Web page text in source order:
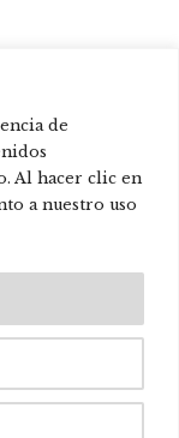
de
Al hacer clic en
a nuestro uso